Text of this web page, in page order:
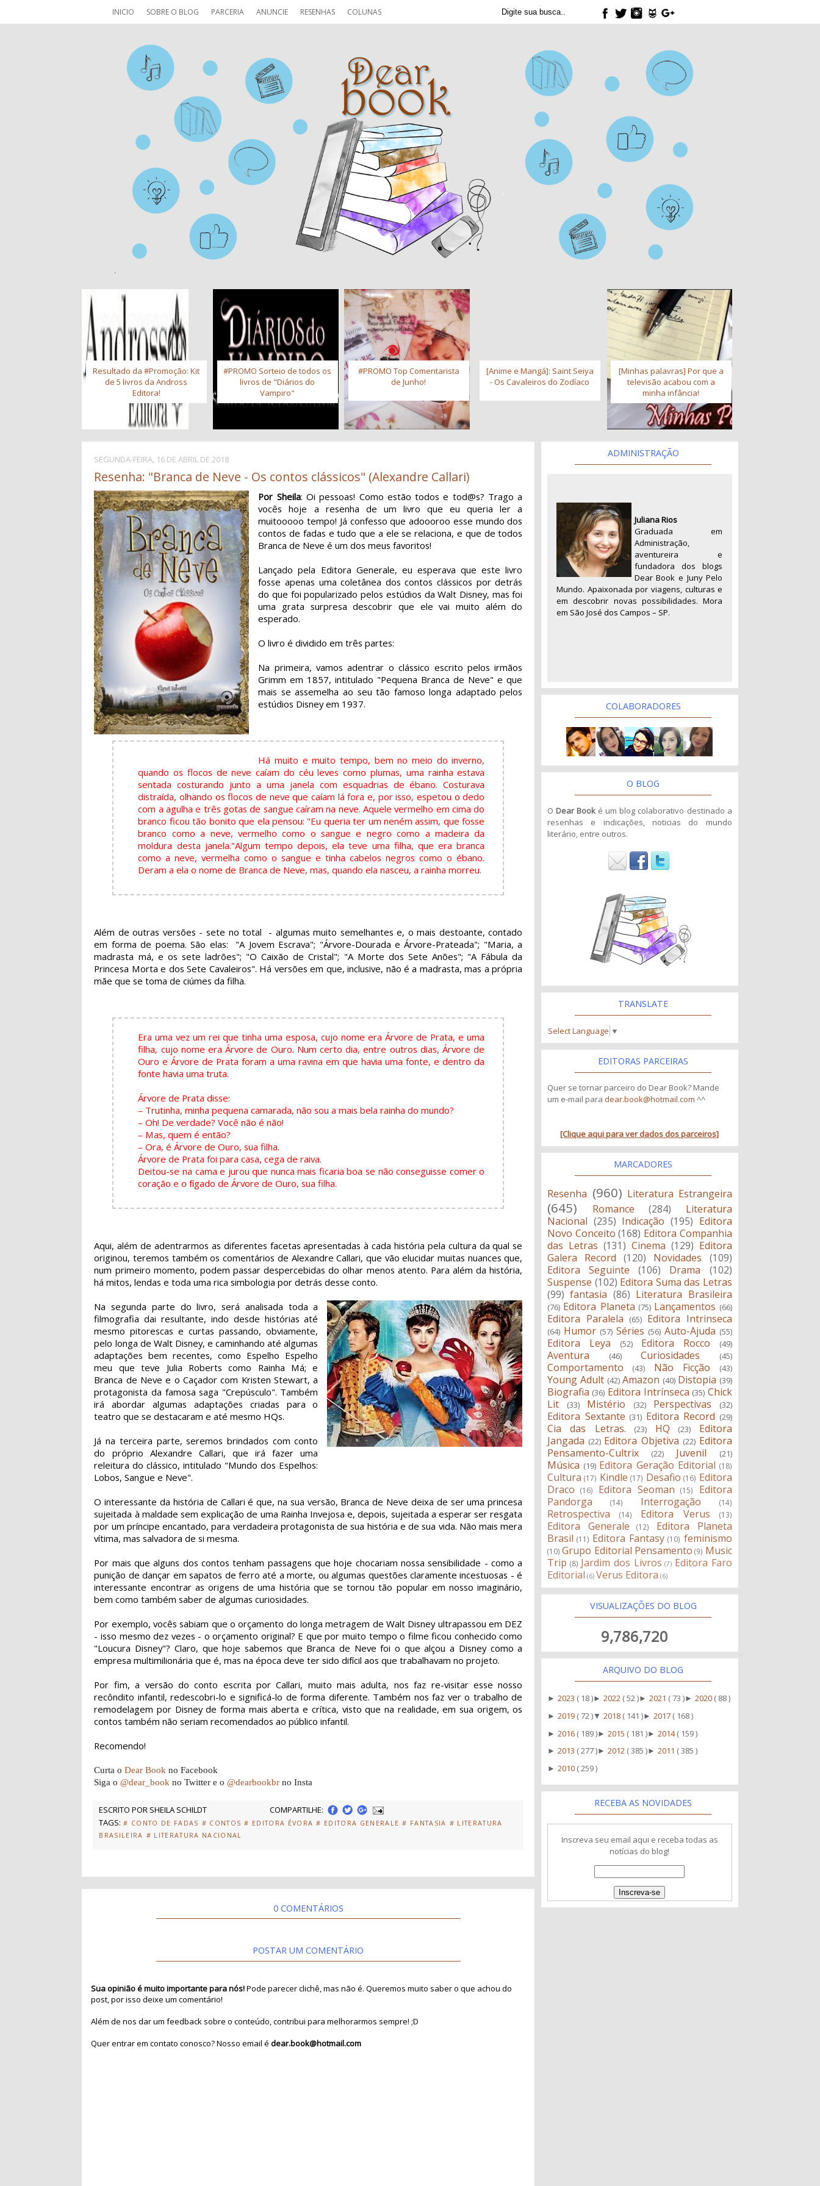
INICIO SOBRE O BLOG PARCERIA ANUNCIE RESENHAS COLUNAS
Resultado da #Promoção: Kit
de 5 livros da Andross
Editora!
#PROMO Sorteio de todos os
livros de "Diários do
Vampiro"
#PROMO Top Comentarista
de Junho!
[Anime e Mangá]: Saint Seiya
- Os Cavaleiros do Zodíaco
[Minhas palavras] Por que a
televisão acabou com a
minha infância!
SEGUNDA-FEIRA, 16 DE ABRIL DE 2018
Resenha: "Branca de Neve - Os contos clássicos" (Alexandre Callari)
Por Sheila: Oi pessoas! Como estão todos e tod@s? Trago a
vocês hoje a resenha de um livro que eu queria ler a
muitooooo tempo! Já confesso que adoooroo esse mundo dos
contos de fadas e tudo que a ele se relaciona, e que de todos
Branca de Neve é um dos meus favoritos!
Lançado pela Editora Generale, eu esperava que este livro
fosse apenas uma coletânea dos contos clássicos por detrás
do que foi popularizado pelos estúdios da Walt Disney, mas foi
uma grata surpresa descobrir que ele vai muito além do
esperado.
O livro é dividido em três partes:
Na primeira, vamos adentrar o clássico escrito pelos irmãos
Grimm em 1857, intitulado "Pequena Branca de Neve" e que
mais se assemelha ao seu tão famoso longa adaptado pelos
estúdios Disney em 1937.
Há muito e muito tempo, bem no meio do inverno,
quando os flocos de neve caíam do céu leves como plumas, uma rainha estava
sentada costurando junto a uma janela com esquadrias de ébano. Costurava
distraída, olhando os flocos de neve que caíam lá fora e, por isso, espetou o dedo
com a agulha e três gotas de sangue caíram na neve. Aquele vermelho em cima do
branco ficou tão bonito que ela pensou: "Eu queria ter um neném assim, que fosse
branco como a neve, vermelho como o sangue e negro como a madeira da
moldura desta janela."Algum tempo depois, ela teve uma filha, que era branca
como a neve, vermelha como o sangue e tinha cabelos negros como o ébano.
Deram a ela o nome de Branca de Neve, mas, quando ela nasceu, a rainha morreu.
Além de outras versões - sete no total - algumas muito semelhantes e, o mais destoante, contado
em forma de poema. São elas: "A Jovem Escrava"; "Árvore-Dourada e Árvore-Prateada"; "Maria, a
madrasta má, e os sete ladrões"; "O Caixão de Cristal"; "A Morte dos Sete Anões"; "A Fábula da
Princesa Morta e dos Sete Cavaleiros". Há versões em que, inclusive, não é a madrasta, mas a própria
mãe que se toma de ciúmes da filha.
Era uma vez um rei que tinha uma esposa, cujo nome era Árvore de Prata, e uma
filha, cujo nome era Árvore de Ouro. Num certo dia, entre outros dias, Árvore de
Ouro e Árvore de Prata foram a uma ravina em que havia uma fonte, e dentro da
fonte havia uma truta.
Árvore de Prata disse:
– Trutinha, minha pequena camarada, não sou a mais bela rainha do mundo?
– Oh! De verdade? Você não é não!
– Mas, quem é então?
– Ora, é Árvore de Ouro, sua filha.
Árvore de Prata foi para casa, cega de raiva.
Deitou-se na cama e jurou que nunca mais ficaria boa se não conseguisse comer o
coração e o fígado de Árvore de Ouro, sua filha.
Aqui, além de adentrarmos as diferentes facetas apresentadas à cada história pela cultura da qual se
originou, teremos também os comentários de Alexandre Callari, que vão elucidar muitas nuances que,
num primeiro momento, podem passar despercebidas do olhar menos atento. Para além da história,
há mitos, lendas e toda uma rica simbologia por detrás desse conto.
Na segunda parte do livro, será analisada toda a
filmografia dai resultante, indo desde histórias até
mesmo pitorescas e curtas passando, obviamente,
pelo longa de Walt Disney, e caminhando até algumas
adaptações bem recentes, como Espelho Espelho
meu que teve Julia Roberts como Rainha Má; e
Branca de Neve e o Caçador com Kristen Stewart, a
protagonista da famosa saga "Crepúsculo". Também
irá abordar algumas adaptações criadas para o
teatro que se destacaram e até mesmo HQs.
Já na terceira parte, seremos brindados com conto
do próprio Alexandre Callari, que irá fazer uma
releitura do clássico, intitulado "Mundo dos Espelhos:
Lobos, Sangue e Neve".
O interessante da história de Callari é que, na sua versão, Branca de Neve deixa de ser uma princesa
sujeitada à maldade sem explicação de uma Rainha Invejosa e, depois, sujeitada a esperar ser resgata
por um príncipe encantado, para verdadeira protagonista de sua história e de sua vida. Não mais mera
vítima, mas salvadora de si mesma.
Por mais que alguns dos contos tenham passagens que hoje chocariam nossa sensibilidade - como a
punição de dançar em sapatos de ferro até a morte, ou algumas questões claramente incestuosas - é
interessante encontrar as origens de uma história que se tornou tão popular em nosso imaginário,
bem como também saber de algumas curiosidades.
Por exemplo, vocês sabiam que o orçamento do longa metragem de Walt Disney ultrapassou em DEZ
- isso mesmo dez vezes - o orçamento original? E que por muito tempo o filme ficou conhecido como
"Loucura Disney"? Claro, que hoje sabemos que Branca de Neve foi o que alçou a Disney como a
empresa multimilionária que é, mas na época deve ter sido difícil aos que trabalhavam no projeto.
Por fim, a versão do conto escrita por Callari, muito mais adulta, nos faz re-visitar esse nosso
recôndito infantil, redescobri-lo e significá-lo de forma diferente. Também nos faz ver o trabalho de
remodelagem por Disney de forma mais aberta e crítica, visto que na realidade, em sua origem, os
contos também não seriam recomendados ao público infantil.
Recomendo!
Curta oDear Book no Facebook
Siga o@dear_book no Twitter e o@dearbookbr no Insta
ESCRITO POR SHEILA SCHILDT
COMPARTILHE:
TAGS: # CONTO DE FADAS # CONTOS # EDITORA ÉVORA # EDITORA GENERALE # FANTASIA # LITERATURA
BRASILEIRA # LITERATURA NACIONAL
0 COMENTÁRIOS
POSTAR UM COMENTÁRIO
Sua opinião é muito importante para nós!Pode parecer clichê, mas não é. Queremos muito saber o que achou do
post, por isso deixe um comentário!
Além de nos dar um feedback sobre o conteúdo, contribui para melhorarmos sempre! ;D
Quer entrar em contato conosco? Nosso email édear.book@hotmail.com
ADMINISTRAÇÃO
Juliana Rios
Graduada em
Administração,
aventureira e
fundadora dos blogs
Dear Book e Juny Pelo
Mundo. Apaixonada por viagens, culturas e
em descobrir novas possibilidades. Mora
em São José dos Campos – SP.
COLABORADORES
O BLOG
O Dear Book é um blog colaborativo destinado a
resenhas e indicações, noticias do mundo
literário, entre outros.
TRANSLATE
Select Language ▼
EDITORAS PARCEIRAS
Quer se tornar parceiro do Dear Book? Mande
um e-mail para dear.book@hotmail.com ^^
[Clique aqui para ver dados dos parceiros]
MARCADORES
Resenha (960) Literatura Estrangeira
(645) Romance (284)
Literatura
Nacional (235) Indicação (195) Editora
Novo Conceito (168) Editora Companhia
das Letras (131) Cinema (129) Editora
Galera Record
(120) Novidades
(109)
Editora Seguinte
(106) Drama
(102)
Suspense (102) Editora Suma das Letras
(99) fantasia (86) Literatura Brasileira
(76) Editora Planeta (75) Lançamentos (66)
Editora Paralela (65) Editora Intrinseca
(64) Humor (57) Séries (56) Auto-Ajuda (55)
Editora Leya (52) Editora Rocco (49)
Aventura (46) Curiosidades (45)
Comportamento (43) Não Ficção (43)
Young Adult (42) Amazon (40) Distopia (39)
Biografia (36) Editora Intrínseca (35) Chick
Lit
(33) Mistério (32) Perspectivas (32)
Editora Sextante (31) Editora Record (29)
Cia das Letras. (23) HQ (23)
Editora
Jangada (22) Editora Objetiva (22) Editora
Pensamento-Cultrix
(22) Juvenil (21)
Música (19) Editora Geração Editorial (18)
Cultura (17) Kindle (17) Desafio (16) Editora
Draco
(16) Editora Seoman (15)
Editora
Pandorga
(14) Interrogação (14)
Retrospectiva (14) Editora Verus (13)
Editora Generale (12)
Editora Planeta
Brasil (11) Editora Fantasy (10) feminismo
(10) Grupo Editorial Pensamento (9) Music
Trip (8) Jardim dos Livros (7) Editora Faro
Editorial (6) Verus Editora (6)
VISUALIZAÇÕES DO BLOG
9,786,720
ARQUIVO DO BLOG
►2023 ( 18 )►2022 ( 52 )►2021 ( 73 )►2020 ( 88 )
►2019 ( 72 ) ▼2018 ( 141 )►2017 ( 168 )
►2016 ( 189 )►2015 ( 181 )►2014( 159 )
►2013 ( 277 )►2012 ( 385 )►2011 ( 385 )
►2010 ( 259 )
RECEBA AS NOVIDADES
Inscreva seu email aqui e receba todas as
notícias do blog!